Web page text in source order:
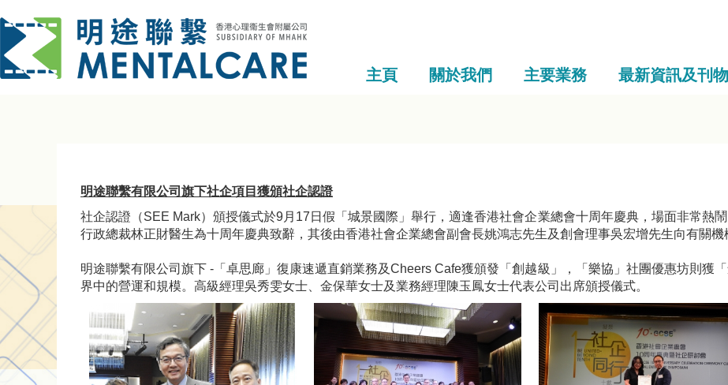
主頁 關於我們 主要業務 最新資訊及刊物
明途聯繫有限公司旗下社企項目獲頒社企認證
社企認證（SEE Mark）頒授儀式於9月17日假「城景國際」舉行，適逢香港社會企業總會十周年慶典，場面非常熱
行政總裁林正財醫生為十周年慶典致辭，其後由香港社會企業總會副會長姚鴻志先生及創會理事吳宏增先生向有關機
明途聯繫有限公司旗下 -「卓思廊」復康速遞直銷業務及Cheers Cafe獲頒發「創越級」，「樂協」社團優惠坊則獲
界中的營運和規模。高級經理吳秀雯女士、金保華女士及業務經理陳玉鳳女士代表公司出席頒授儀式。